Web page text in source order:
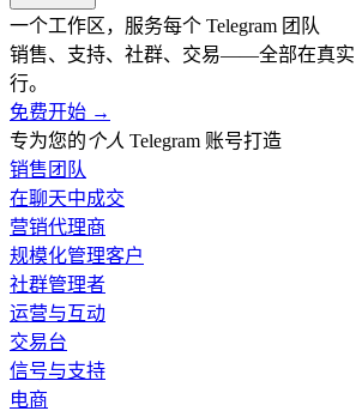
一个工作区，服务每个 Telegram 团队
销售、支持、社群、交易——全部在真实
行。
免费开始 →
专为您的个人 Telegram 账号打造
销售团队
在聊天中成交
营销代理商
规模化管理客户
社群管理者
运营与互动
交易台
信号与支持
电商